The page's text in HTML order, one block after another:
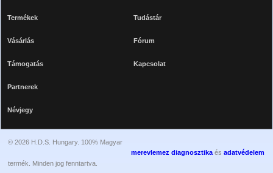
Termékek
Vásárlás
Támogatás
Partnerek
Névjegy
Tudástár
Fórum
Kapcsolat
© 2026 H.D.S. Hungary. 100% Magyar
termék. Minden jog fenntartva.
merevlemez diagnosztikaésadatvédelem